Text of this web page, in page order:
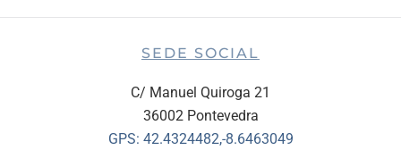
SEDE SOCIAL
C/ Manuel Quiroga 21
36002 Pontevedra
GPS: 42.4324482,-8.6463049